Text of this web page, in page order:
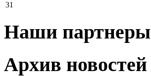
31
Наши партнеры
Архив новостей